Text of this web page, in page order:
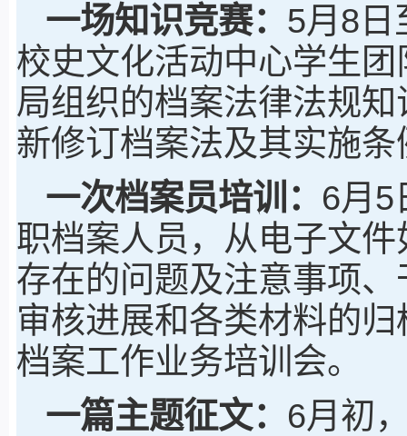
一场知识竞赛： 5月8日
校史文化活动中心学生
局组织的档案法律法规
新修订档案法及其实施
一次档案员培训： 6月5
职档案人员，从电子文
存在的问题及注意事项
审核进展和各类材料的
档案工作业务培训会。
一篇主题征文： 6月初